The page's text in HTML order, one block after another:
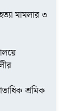
মামলার ৩
শ্রমিক